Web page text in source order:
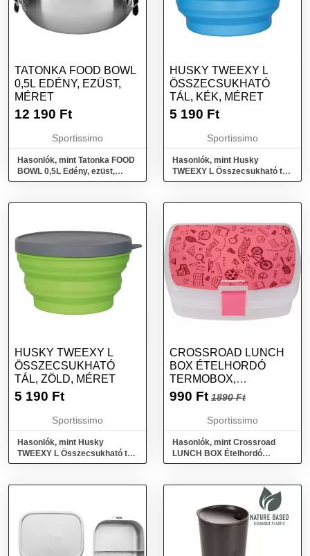
TATONKA FOOD BOWL
0,5L EDÉNY, EZÜST,
MÉRET
12 190 Ft
Sportissimo
Hasonlók, mint Tatonka FOOD
BOWL 0,5L Edény, ezüst,
méret
HUSKY TWEEXY L
ÖSSZECSUKHATÓ
TÁL, KÉK, MÉRET
5 190 Ft
Sportissimo
Hasonlók, mint Husky
TWEEXY L Összecsukható tál,
kék, méret
HUSKY TWEEXY L
ÖSSZECSUKHATÓ
TÁL, ZÖLD, MÉRET
5 190 Ft
Sportissimo
Hasonlók, mint Husky
TWEEXY L Összecsukható tál,
zöld, méret
CROSSROAD LUNCH
BOX ÉTELHORDÓ
TERMOBOX,
ÁTLÁTSZÓ, MÉRET
990 Ft 1890 Ft
Sportissimo
Hasonlók, mint Crossroad
LUNCH BOX Ételhordó
termobox, átlátszó, méret